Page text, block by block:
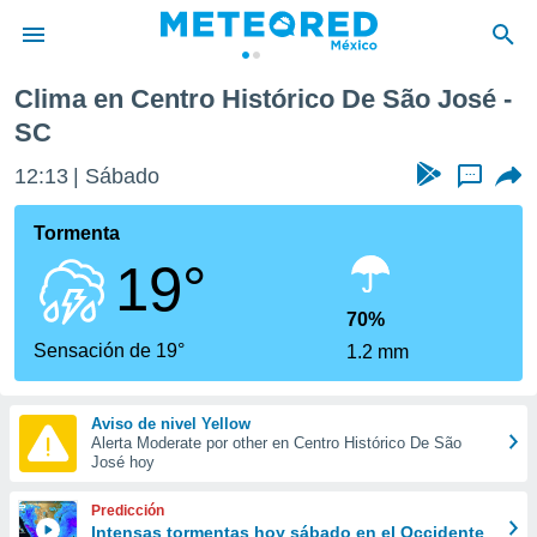
de
ha sido
para
se
calidad.
a este
las
y
forma
digital
basada
Clima en Centro Histórico De São José -
SC
12:13 Sábado ...
Tormenta
19°
Sensación de 19°
70%
1.2 mm
Aviso de nivel Yellow
Alerta Moderate por other en Centro Histórico De São
José hoy
Predicción
Intensas tormentas hoy sábado en el Occidente